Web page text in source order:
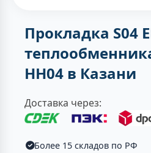
Прокладка S04
НН04 в Казани
Доставка через:
Более 15 складов по РФ